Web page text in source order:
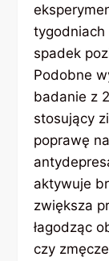
spadek
Podobne
badanie z
stosujący
poprawę
aktywuje
zwiększa
łagodząc
czy